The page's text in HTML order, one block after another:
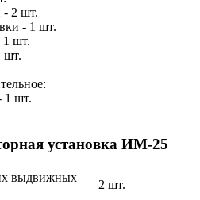
- 2 шт.
- 1 шт.
1 шт.
шт.
1 шт.
установка ИМ-25
выдвижных
2 шт.